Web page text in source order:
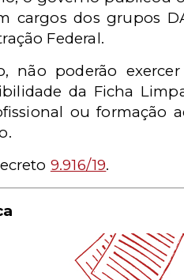
cargos dos grupos
Federal.
não poderão
da Ficha
ou formação
9.916/19.